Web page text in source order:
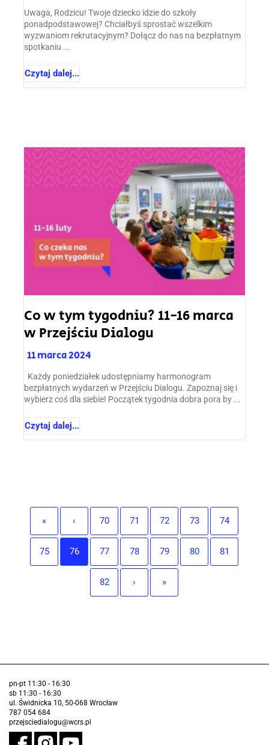
Uwaga, Rodzicu! Twoje dziecko idzie do szkoły
ponadpodstawowej? Chciałbyś sprostać wszelkim
wyzwaniom rekrutacyjnym? Dołącz do nas na bezpłatnym
spotkaniu ...
Czytaj dalej...
Co w tym tygodniu? 11-16 marca
w Przejściu Dialogu
11 marca 2024
Każdy poniedziałek udostępniamy harmonogram
bezpłatnych wydarzeń w Przejściu Dialogu. Zapoznaj się i
wybierz coś dla siebie! Początek tygodnia dobra pora by ...
Czytaj dalej...
« ‹ 70 71 72 73 74
75 76 77 78 79 80 81
82 › »
pn-pt 11:30 - 16:30
sb 11:30 - 16:30
ul. Świdnicka 10, 50-068 Wrocław
787 054 684
przejsciedialogu@wcrs.pl